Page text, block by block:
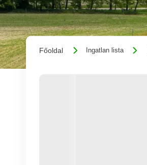
Főoldal Ingatlan lista